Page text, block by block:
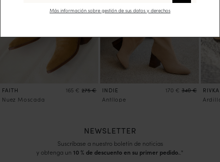
FAITH 165 € 275 €
Nuez Moscada
INDIE 170 € 340 €
Antílope
RIVKA
NEWSLETTER
Suscríbase a nuestro boletín de noticias
y obtenga un 10 % de descuento en su primer pedido. .*
Más información sobre gestión de sus datos y derechos